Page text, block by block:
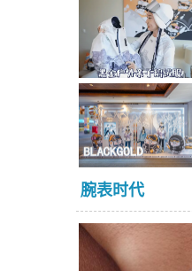
腕表时代